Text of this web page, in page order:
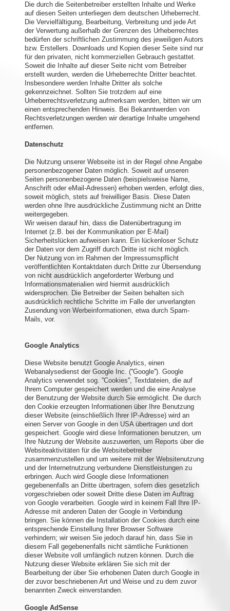
Die durch die Seitenbetreiber erstellten Inhalte und Werke
auf diesen Seiten unterliegen dem deutschen Urheberrecht.
Die Vervielfältigung, Bearbeitung, Verbreitung und jede Art
der Verwertung außerhalb der Grenzen des Urheberrechtes
bedürfen der schriftlichen Zustimmung des jeweiligen Autors
bzw. Erstellers. Downloads und Kopien dieser Seite sind nur
für den privaten, nicht kommerziellen Gebrauch gestattet.
Soweit die Inhalte auf dieser Seite nicht vom Betreiber
erstellt wurden, werden die Urheberrechte Dritter beachtet.
Insbesondere werden Inhalte Dritter als solche
gekennzeichnet. Sollten Sie trotzdem auf eine
Urheberrechtsverletzung aufmerksam werden, bitten wir um
einen entsprechenden Hinweis. Bei Bekanntwerden von
Rechtsverletzungen werden wir derartige Inhalte umgehend
entfernen.
Datenschutz
Die Nutzung unserer Webseite ist in der Regel ohne Angabe
personenbezogener Daten möglich. Soweit auf unseren
Seiten personenbezogene Daten (beispielsweise Name,
Anschrift oder eMail-Adressen) erhoben werden, erfolgt dies,
soweit möglich, stets auf freiwilliger Basis. Diese Daten
werden ohne Ihre ausdrückliche Zustimmung nicht an Dritte
weitergegeben.
Wir weisen darauf hin, dass die Datenübertragung im
Internet (z.B. bei der Kommunikation per E-Mail)
Sicherheitslücken aufweisen kann. Ein lückenloser Schutz
der Daten vor dem Zugriff durch Dritte ist nicht möglich.
Der Nutzung von im Rahmen der Impressumspflicht
veröffentlichten Kontaktdaten durch Dritte zur Übersendung
von nicht ausdrücklich angeforderter Werbung und
Informationsmaterialien wird hiermit ausdrücklich
widersprochen. Die Betreiber der Seiten behalten sich
ausdrücklich rechtliche Schritte im Falle der unverlangten
Zusendung von Werbeinformationen, etwa durch Spam-
Mails, vor.
Google Analytics
Diese Website benutzt Google Analytics, einen
Webanalysedienst der Google Inc. (''Google''). Google
Analytics verwendet sog. ''Cookies'', Textdateien, die auf
Ihrem Computer gespeichert werden und die eine Analyse
der Benutzung der Website durch Sie ermöglicht. Die durch
den Cookie erzeugten Informationen über Ihre Benutzung
dieser Website (einschließlich Ihrer IP-Adresse) wird an
einen Server von Google in den USA übertragen und dort
gespeichert. Google wird diese Informationen benutzen, um
Ihre Nutzung der Website auszuwerten, um Reports über die
Websiteaktivitäten für die Websitebetreiber
zusammenzustellen und um weitere mit der Websitenutzung
und der Internetnutzung verbundene Dienstleistungen zu
erbringen. Auch wird Google diese Informationen
gegebenenfalls an Dritte übertragen, sofern dies gesetzlich
vorgeschrieben oder soweit Dritte diese Daten im Auftrag
von Google verarbeiten. Google wird in keinem Fall Ihre IP-
Adresse mit anderen Daten der Google in Verbindung
bringen. Sie können die Installation der Cookies durch eine
entsprechende Einstellung Ihrer Browser Software
verhindern; wir weisen Sie jedoch darauf hin, dass Sie in
diesem Fall gegebenenfalls nicht sämtliche Funktionen
dieser Website voll umfänglich nutzen können. Durch die
Nutzung dieser Website erklären Sie sich mit der
Bearbeitung der über Sie erhobenen Daten durch Google in
der zuvor beschriebenen Art und Weise und zu dem zuvor
benannten Zweck einverstanden.
Google AdSense